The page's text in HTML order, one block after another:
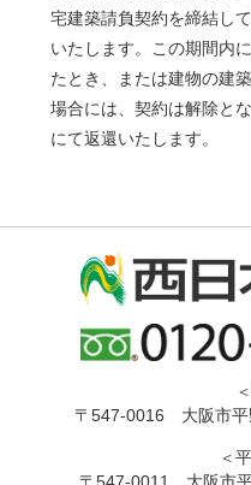
宅建築請負契約を締結し
いたします。この期間内
たとき、または建物の建
場合には、契約は解除と
にて返還いたします。
〒547-0016 大阪市平
＜